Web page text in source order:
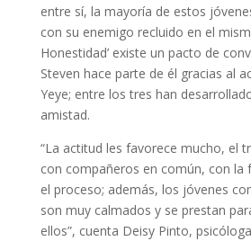
entre sí, la mayoría de estos
con su enemigo recluido en el
Honestidad’ existe un pacto de
Steven hace parte de él gracias al
Yeye; entre los tres han
amistad.
“La actitud les favorece mucho, el
con compañeros en común, con la
el proceso; además, los jóvenes
son muy calmados y se prestan
ellos”, cuenta Deisy Pinto,